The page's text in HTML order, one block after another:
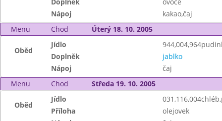
Nápoj
kakao,čaj
Menu
Chod Úterý 18. 10. 2005
Oběd
Jídlo
Doplněk
jablko
Nápoj
čaj
Menu
Chod Středa 19. 10. 2005
Oběd
Jídlo
Příloha
olejovek